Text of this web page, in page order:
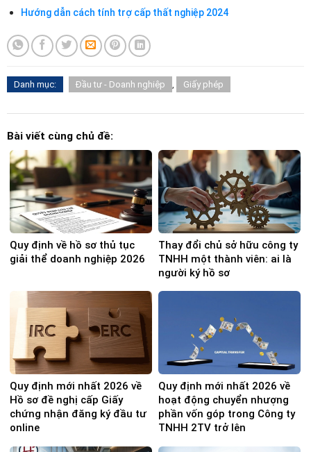
Hướng dẫn cách tính trợ cấp thất nghiệp 2024
Danh mục: Đầu tư - Doanh nghiệp Giấy phép
Bài viết cùng chủ đề:
Quy định về hồ sơ thủ tục
giải thể doanh nghiệp 2026
Thay đổi chủ sở hữu công ty
TNHH một thành viên: ai là
người ký hồ sơ
Quy định mới nhất 2026 về
Hồ sơ đề nghị cấp Giấy
chứng nhận đăng ký đầu tư
online
Quy định mới nhất 2026 về
hoạt động chuyển nhượng
phần vốn góp trong Công ty
TNHH 2TV trở lên